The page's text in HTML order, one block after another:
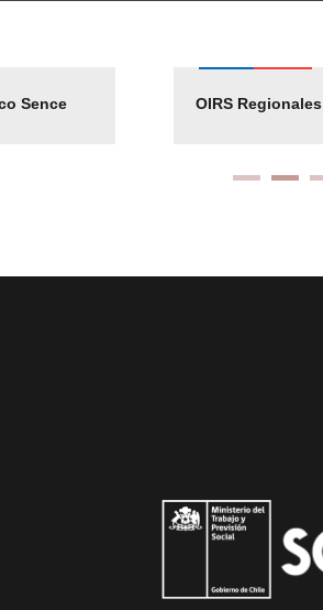
Sence
Audiencias
OIRS Regionales